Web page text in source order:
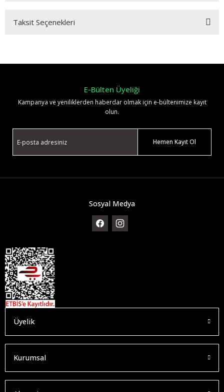
Taksit Seçenekleri
E-Bülten Üyeliği
Kampanya ve yeniliklerden haberdar olmak için e-bültenimize kayıt
olun.
Hemen Kayıt Ol
Sosyal Medya
Üyelik
Kurumsal